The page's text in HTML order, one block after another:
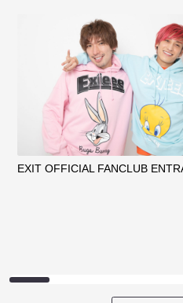
EXIT OFFICIAL FANCLUB